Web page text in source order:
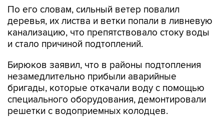
По его словам, сильный ветер повалил
деревья, их листва и ветки попали в ливневую
канализацию, что препятствовало стоку воды
и стало причиной подтоплений.
Бирюков заявил, что в районы подтопления
незамедлительно прибыли аварийные
бригады, которые откачали воду с помощью
специального оборудования, демонтировали
решетки с водоприемных колодцев.